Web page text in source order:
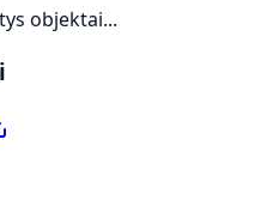
objektai...